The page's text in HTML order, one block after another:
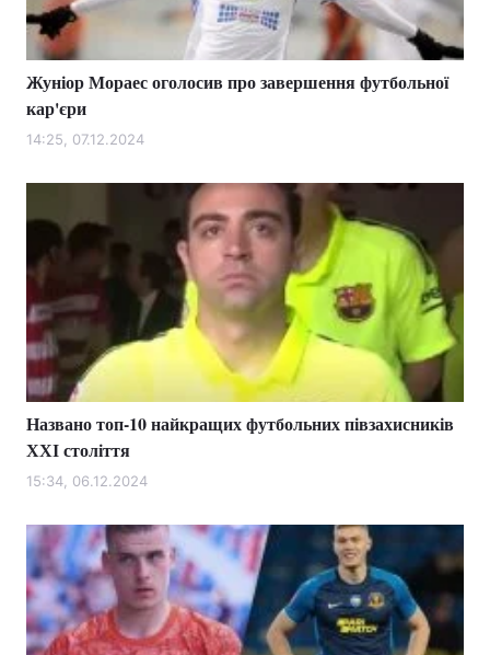
Жуніор Мораес оголосив про завершення футбольної
кар'єри
14:25, 07.12.2024
Названо топ-10 найкращих футбольних півзахисників
ХХІ століття
15:34, 06.12.2024